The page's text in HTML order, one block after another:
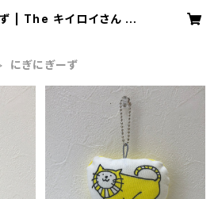
| The キイロイさん sh
にぎにぎーず